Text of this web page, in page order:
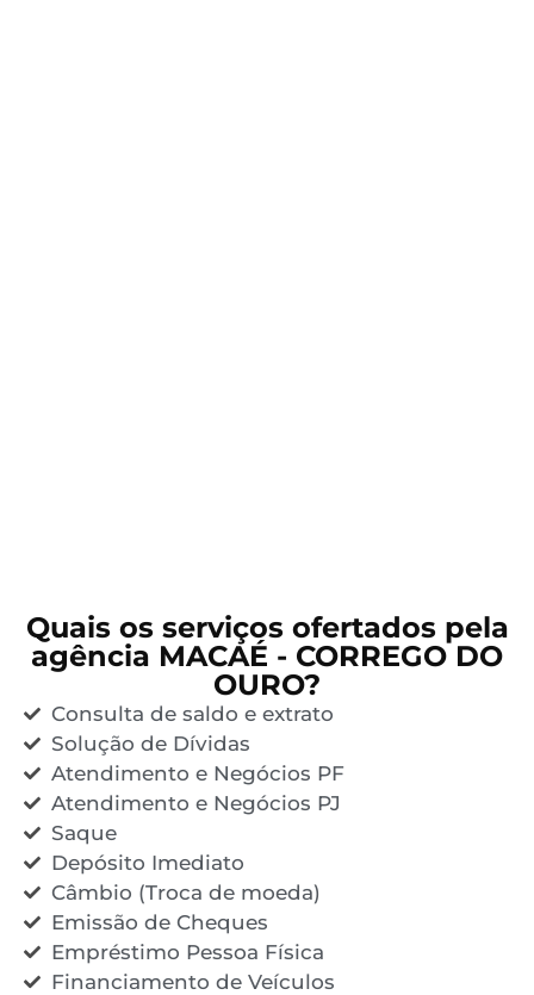
Quais os serviços ofertados pela
agência MACAÉ - CORREGO DO
OURO?
Consulta de saldo e extrato
Solução de Dívidas
Atendimento e Negócios PF
Atendimento e Negócios PJ
Saque
Depósito Imediato
Câmbio (Troca de moeda)
Emissão de Cheques
Empréstimo Pessoa Física
Financiamento de Veículos